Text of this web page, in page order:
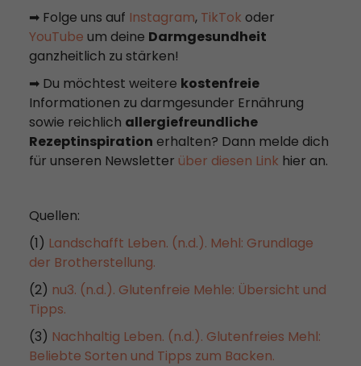
➡ Folge uns auf Instagram, TikTok oder
YouTube um deine Darmgesundheit
ganzheitlich zu stärken!
➡ Du möchtest weitere kostenfreie
Informationen zu darmgesunder Ernährung
sowie reichlich allergiefreundliche
Rezeptinspiration erhalten? Dann melde dich
für unseren Newsletter über diesen Link hier an.
Quellen:
(1) Landschafft Leben. (n.d.). Mehl: Grundlage
der Brotherstellung.
(2) nu3. (n.d.). Glutenfreie Mehle: Übersicht und
Tipps.
(3) Nachhaltig Leben. (n.d.). Glutenfreies Mehl:
Beliebte Sorten und Tipps zum Backen.